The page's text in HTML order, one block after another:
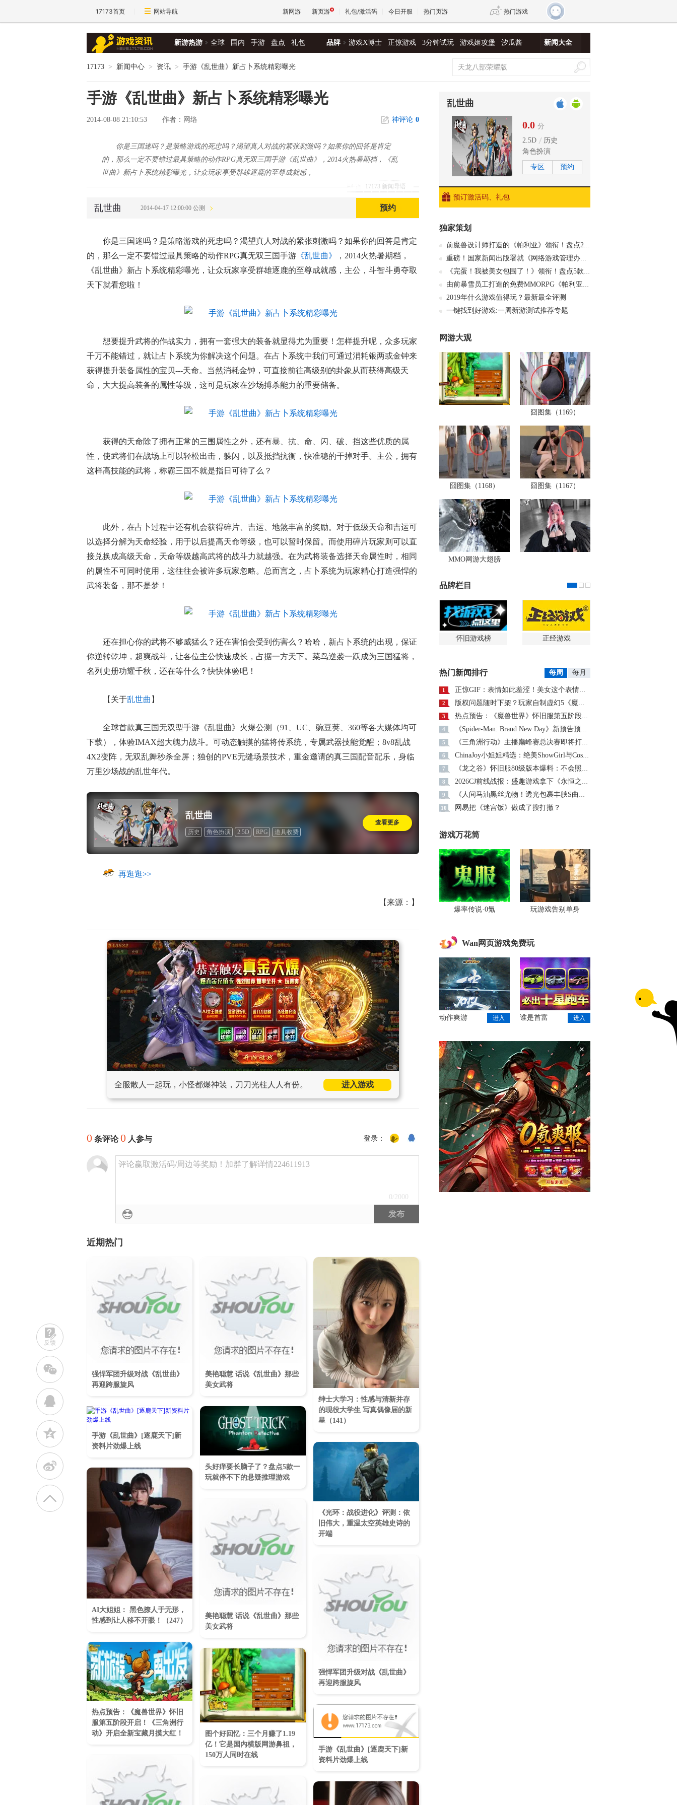
17173首页 网站导航 新网游 新页游 礼包/激活码 今日开服 热门页游 热门游戏
王权与自由 诛仙世界 新仙侠5
新游热游 全球 国内 手游 盘点 礼包 品牌 游戏X博士 正惊游戏 3分钟试玩 游戏姬攻堡 汐瓜酱 新闻大全
17173 > 新闻中心 > 资讯 > 手游《乱世曲》新占卜系统精彩曝光
手游《乱世曲》新占卜系统精彩曝光
2014-08-08 21:10:53 作者：网络 神评论 0
17173 新闻导语
你是三国迷吗？是策略游戏的死忠吗？渴望真人对战的紧张刺激吗？如果你的回答是肯定
的，那么一定不要错过最具策略的动作RPG真无双三国手游《乱世曲》，2014火热暑期档，《乱
世曲》新占卜系统精彩曝光，让众玩家享受群雄逐鹿的至尊成就感，
乱世曲 2014-04-17 12:00:00 公测 预约
你是三国迷吗？是策略游戏的死忠吗？渴望真人对战的紧张刺激吗？如果你的回答是肯定
的，那么一定不要错过最具策略的动作RPG真无双三国手游 《乱世曲》
，2014火热暑期档，
《乱世曲》新占卜系统精彩曝光，让众玩家享受群雄逐鹿的至尊成就感，主公，斗智斗勇夺取
天下就看您啦！
想要提升武将的作战实力，拥有一套强大的装备就显得尤为重要！怎样提升呢，众多玩家
千万不能错过，就让占卜系统为你解决这个问题。在占卜系统中我们可通过消耗银两或金钟来
获得提升装备属性的宝贝---天命。当然消耗金钟，可直接前往高级别的卦象从而获得高级天
命，大大提高装备的属性等级，这可是玩家在沙场搏杀能力的重要储备。
获得的天命除了拥有正常的三围属性之外，还有暴、抗、命、闪、破、挡这些优质的属
性，使武将们在战场上可以轻松出击，躲闪，以及抵挡抗衡，快准稳的干掉对手。主公，拥有
这样高技能的武将，称霸三国不就是指日可待了么？
此外，在占卜过程中还有机会获得碎片、吉运、地煞丰富的奖励。对于低级天命和吉运可
以选择分解为天命经验，用于以后提高天命等级，也可以暂时保留。而使用碎片玩家则可以直
接兑换成高级天命，天命等级越高武将的战斗力就越强。在为武将装备选择天命属性时，相同
的属性不可同时使用，这往往会被许多玩家忽略。总而言之，占卜系统为玩家精心打造强悍的
武将装备，那不是梦！
还在担心你的武将不够威猛么？还在害怕会受到伤害么？哈哈，新占卜系统的出现，保证
你逆转乾坤，超爽战斗，让各位主公快速成长，占据一方天下。菜鸟逆袭一跃成为三国猛将，
名列史册功耀千秋，还在等什么？快快体验吧！
【关于乱世曲 】
全球首款真三国无双型手游《乱世曲》火爆公测（91、UC、豌豆荚、360等各大媒体均可
下载），体验IMAX超大魄力战斗。可动态触摸的猛将传系统，专属武器技能觉醒；8v8乱战
4X2变阵，无双乱舞秒杀全屏；独创的PVE无缝场景技术，重金邀请的真三国配音配乐，身临
万里沙场战的乱世年代。
乱世曲
历史 角色扮演 2.5D RPG 道具收费
查看更多
再逛逛>>
【来源：】
全服散人一起玩，小怪都爆神装，刀刀光柱人人有份。 进入游戏
0 条评论0 人参与 登录：
评论赢取激活码/周边等奖励！加群了解详情224611913
0 /2000
发布
近期热门
强悍军团升级对战《乱世曲》
再迎跨服旋风
美艳聪慧 话说《乱世曲》那些
美女武将
绅士大学习：性感与清新并存
的现役大学生 写真偶像届的新
星（141）
手游《乱世曲》[逐鹿天下]新
资料片劲爆上线
头好痒要长脑子了？盘点5款一
玩就停不下的悬疑推理游戏
《光环：战役进化》评测：依
旧伟大，重温太空英雄史诗的
开端
AI大姐姐： 黑色撩人于无形，
性感到让人移不开眼！​（247）
美艳聪慧 话说《乱世曲》那些
美女武将
强悍军团升级对战《乱世曲》
再迎跨服旋风
热点预告：《魔兽世界》怀旧
服第五阶段开启！《三角洲行
动》开启全新宝藏月摸大红！
图个好回忆：三个月赚了1.19
亿！它是国内横版网游鼻祖，
150万人同时在线
手游《乱世曲》[逐鹿天下]新
资料片劲爆上线
乱世曲
0.0 分
2.5D
历史
角色扮演
专区 预约
预订激活码、礼包
独家策划
前魔兽设计师打造的《帕利亚》领衔！盘点20…
重磅！国家新闻出版署就《网络游戏管理办法…
《完蛋！我被美女包围了！》领衔！盘点5款…
由前暴雪员工打造的免费MMORPG《帕利亚》如…
2019年什么游戏值得玩？最新最全评测
一键找到好游戏:一周新游测试推荐专题
网游大观
囧图集（1169）
囧图集（1168） 囧图集（1167）
MMO网游大翅膀
品牌栏目
怀旧游戏榜 正经游戏
热门新闻排行 每周 每月
1 正惊GIF：表情如此羞涩！美女这个表情太好看，直接让人遐想连篇
2 版权问题随时下架？玩家自制虚幻5《魔兽世界》8月15日上线
3 热点预告：《魔兽世界》怀旧服第五阶段开启！《三角洲行动》开启全新宝藏月摸大红！
4 《Spider-Man: Brand New Day》新预告预计明日发布，另有一张新剧照公开
5 《三角洲行动》主播巅峰赛总决赛即将打响！8月2日，群星汇聚，新王加冕！
6 ChinaJoy小姐姐精选：绝美ShowGirl与Coser大赏！（5）
7 《龙之谷》怀旧服80级版本爆料：不会照搬正式服，这次要玩点不一样的
8 2026CJ前线战报：盛趣游戏拿下《永恒之塔2》国服代理
9 《人间马油黑丝尤物！透光包裹丰腴S曲线腰臀比0.7！简杜Q弹蛮腰裹马油丝の致命诱惑》
10 网易把《迷宫饭》做成了搜打撤？
游戏万花筒
爆率传说·0氪 玩游戏告别单身
Wan网页游戏免费玩
动作爽游 进入 谁是首富 进入
×
反馈
w
q
z
t